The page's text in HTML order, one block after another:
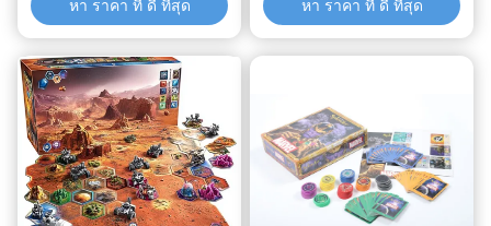
หา ราคา ที่ ดี ที่สุด
หา ราคา ที่ ดี ที่สุด